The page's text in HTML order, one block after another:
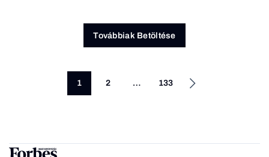
Továbbiak Betöltése
1 2 … 133